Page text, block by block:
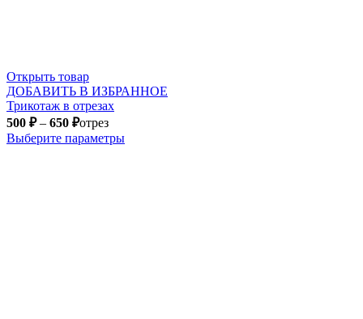
Открыть товар
ДОБАВИТЬ В ИЗБРАННОЕ
Трикотаж в отрезах
500 ₽– 650 ₽отрез
Выберите параметры